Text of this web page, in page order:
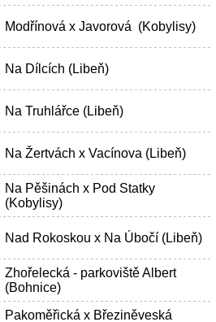
Modřínová x Javorová (Kobylisy)
Na Dílcích (Libeň)
Na Truhlářce (Libeň)
Na Žertvách x Vacínova (Libeň)
Na Pěšinách x Pod Statky
(Kobylisy)
Nad Rokoskou x Na Úbočí (Libeň)
Zhořelecká - parkoviště Albert
(Bohnice)
Pakoměřická x Březiněveská